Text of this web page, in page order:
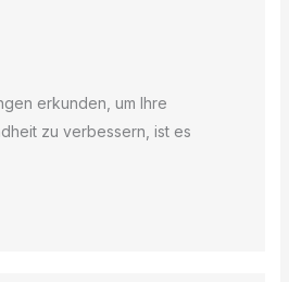
erkunden, um Ihre
zu verbessern, ist es